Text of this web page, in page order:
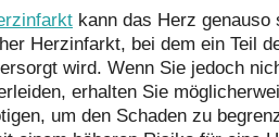
kann das Herz genauso
Herzinfarkt, bei dem ein Teil
wird. Wenn Sie jedoch
erhalten Sie
um den Schaden zu